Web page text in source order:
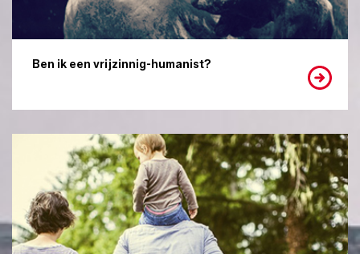
Ben ik een vrijzinnig-humanist?